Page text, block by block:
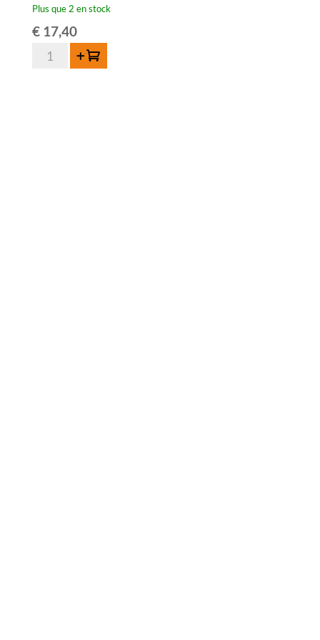
Plus que 2 en stock
€17,40
quantité
Ajouter au panier